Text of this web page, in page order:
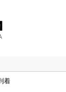
着